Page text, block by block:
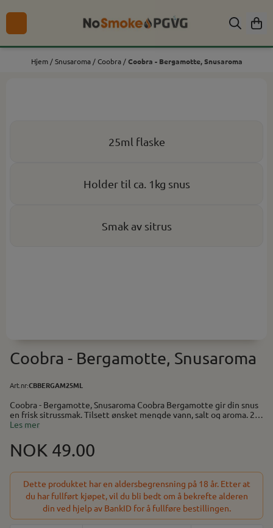
Hopp til innhold
Hjem /Snusaroma /Coobra /Coobra - Bergamotte, Snusaroma
25ml flaske
Holder til ca. 1kg snus
Smak av sitrus
Coobra - Bergamotte, Snusaroma
Art.nr:CBBERGAM25ML
Coobra - Bergamotte, Snusaroma Coobra Bergamotte gir din snus
en frisk sitrussmak. Tilsett ønsket mengde vann, salt og aroma. 2-3
døgn i kjøleskapet gir beste resultat mht. smak. Aroma til snus
snus. Smak av sitrus
Les mer
NOK 49.00
Dette produktet har en aldersbegrensning på 18 år. Etter at
du har fullført kjøpet, vil du bli bedt om å bekrefte alderen
din ved hjelp av BankID for å fullføre bestillingen.